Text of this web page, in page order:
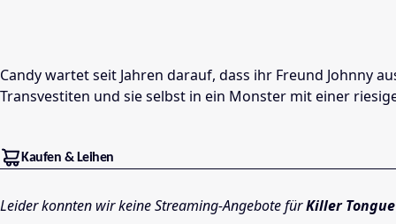
Candy wartet seit Jahren darauf, dass ihr Freund Johnny
Transvestiten und sie selbst in ein Monster mit einer
Kaufen & Leihen
Leider konnten wir keine Streaming-Angebote fürKiller Tongue